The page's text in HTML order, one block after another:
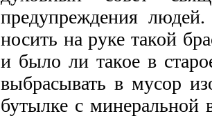
предупреждения
носить на руке такой
и было ли такое в
выбрасывать в мусор
бутылке с минеральной